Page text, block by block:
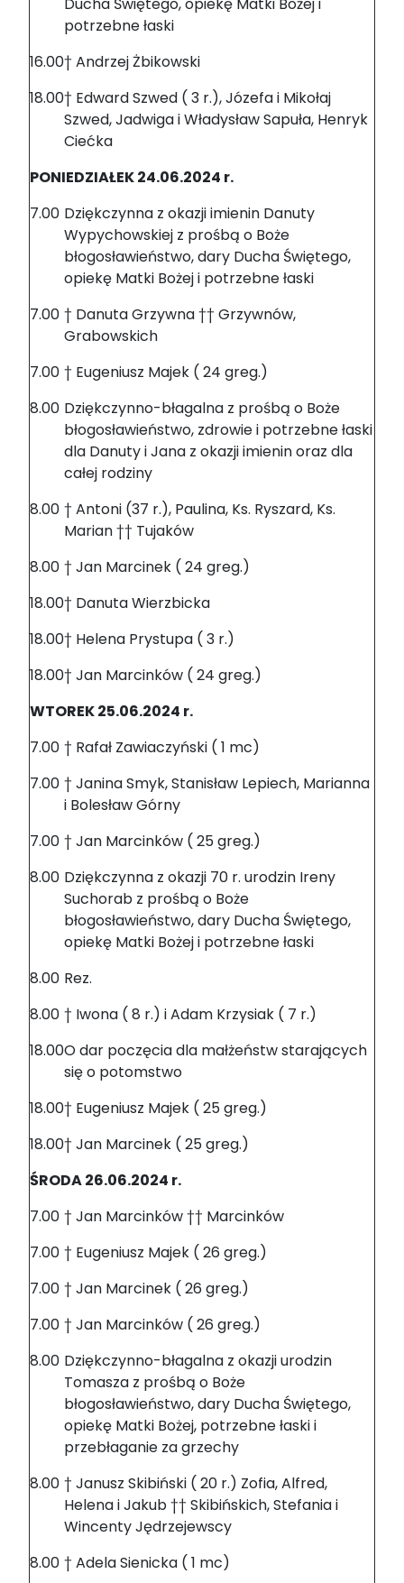
Ducha Świętego, opiekę Matki Bożej i
potrzebne łaski
16.00† Andrzej Żbikowski
18.00† Edward Szwed ( 3 r.), Józefa i Mikołaj
Szwed, Jadwiga i Władysław Sapuła, Henryk
Ciećka
PONIEDZIAŁEK 24.06.2024 r.
7.00 Dziękczynna z okazji imienin Danuty
Wypychowskiej z prośbą o Boże
błogosławieństwo, dary Ducha Świętego,
opiekę Matki Bożej i potrzebne łaski
7.00 † Danuta Grzywna †† Grzywnów,
Grabowskich
7.00 † Eugeniusz Majek ( 24 greg.)
8.00 Dziękczynno-błagalna z prośbą o Boże
błogosławieństwo, zdrowie i potrzebne łaski
dla Danuty i Jana z okazji imienin oraz dla
całej rodziny
8.00 † Antoni (37 r.), Paulina, Ks. Ryszard, Ks.
Marian †† Tujaków
8.00 † Jan Marcinek ( 24 greg.)
18.00† Danuta Wierzbicka
18.00† Helena Prystupa ( 3 r.)
18.00† Jan Marcinków ( 24 greg.)
WTOREK 25.06.2024 r.
7.00 † Rafał Zawiaczyński ( 1 mc)
7.00 † Janina Smyk, Stanisław Lepiech, Marianna
i Bolesław Górny
7.00 † Jan Marcinków ( 25 greg.)
8.00 Dziękczynna z okazji 70 r. urodzin Ireny
Suchorab z prośbą o Boże
błogosławieństwo, dary Ducha Świętego,
opiekę Matki Bożej i potrzebne łaski
8.00 Rez.
8.00 † Iwona ( 8 r.) i Adam Krzysiak ( 7 r.)
18.00O dar poczęcia dla małżeństw starających
się o potomstwo
18.00† Eugeniusz Majek ( 25 greg.)
18.00† Jan Marcinek ( 25 greg.)
ŚRODA 26.06.2024 r.
7.00 † Jan Marcinków †† Marcinków
7.00 † Eugeniusz Majek ( 26 greg.)
7.00 † Jan Marcinek ( 26 greg.)
7.00 † Jan Marcinków ( 26 greg.)
8.00 Dziękczynno-błagalna z okazji urodzin
Tomasza z prośbą o Boże
błogosławieństwo, dary Ducha Świętego,
opiekę Matki Bożej, potrzebne łaski i
przebłaganie za grzechy
8.00 † Janusz Skibiński ( 20 r.) Zofia, Alfred,
Helena i Jakub †† Skibińskich, Stefania i
Wincenty Jędrzejewscy
8.00 † Adela Sienicka ( 1 mc)